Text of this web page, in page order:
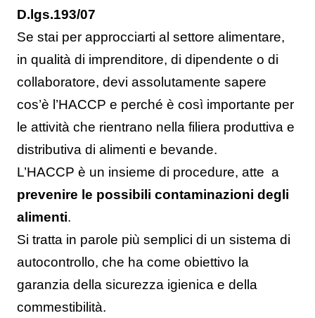
D.lgs.193/07
Se stai per approcciarti al settore alimentare,
in qualità di imprenditore, di dipendente o di
collaboratore, devi assolutamente sapere
cos’è l’HACCP e perché è così importante per
le attività che rientrano nella filiera produttiva e
distributiva di alimenti e bevande.
L’HACCP è un insieme di procedure, atte a
prevenire le possibili contaminazioni degli
alimenti.
Si tratta in parole più semplici di un sistema di
autocontrollo, che ha come obiettivo la
garanzia della sicurezza igienica e della
commestibilità.